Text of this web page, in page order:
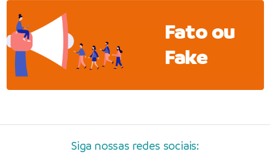
Fato ou
Fake
Siga nossas redes sociais: